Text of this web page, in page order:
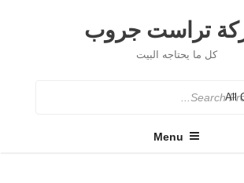
تراست جروب
كل ما يحتاجه البيت
Menu